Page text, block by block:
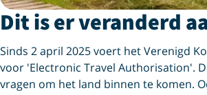
Dit is er veranderd
Sinds 2 april 2025 voert het Verenigd
voor 'Electronic Travel Authorisation'.
vragen om het land binnen te komen.